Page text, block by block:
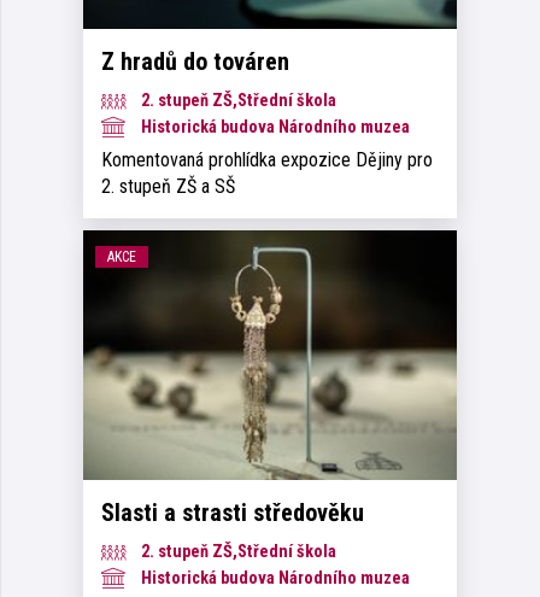
Z hradů do továren
2. stupeň ZŠ,Střední škola
Historická budova Národního muzea
Komentovaná prohlídka expozice Dějiny pro
2. stupeň ZŠ a SŠ
AKCE
Slasti a strasti středověku
2. stupeň ZŠ,Střední škola
Historická budova Národního muzea